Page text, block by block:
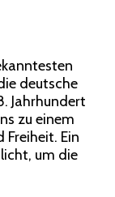
deutsche
Jahrhundert
zu einem
Ein
um die